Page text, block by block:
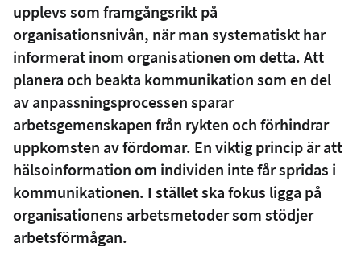
upplevs som framgångsrikt på
organisationsnivån, när man systematiskt har
informerat inom organisationen om detta. Att
planera och beakta kommunikation som en del
av anpassningsprocessen sparar
arbetsgemenskapen från rykten och förhindrar
uppkomsten av fördomar. En viktig princip är att
hälsoinformation om individen inte får spridas i
kommunikationen. I stället ska fokus ligga på
organisationens arbetsmetoder som stödjer
arbetsförmågan.